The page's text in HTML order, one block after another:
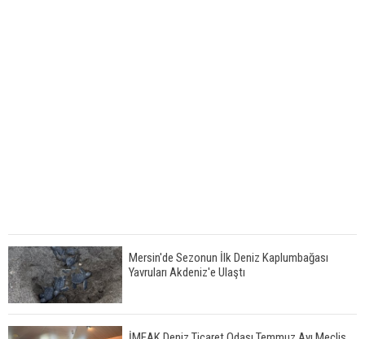
Mersin'de Sezonun İlk Deniz Kaplumbağası
Yavruları Akdeniz'e Ulaştı